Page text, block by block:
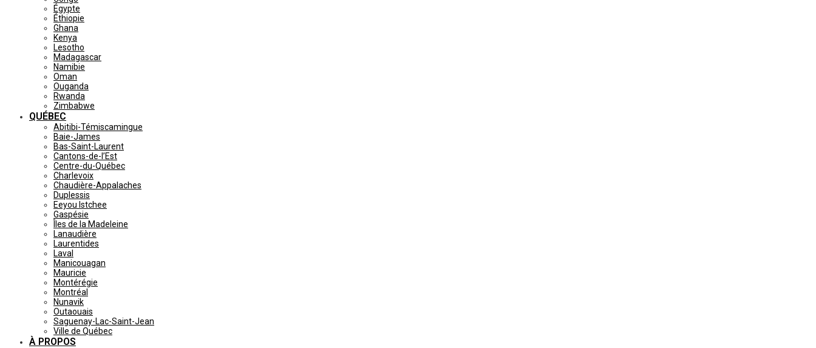
Égypte
Éthiopie
Ghana
Kenya
Lesotho
Madagascar
Namibie
Oman
Ouganda
Rwanda
Zimbabwe
QUÉBEC
Abitibi-Témiscamingue
Baie-James
Bas-Saint-Laurent
Cantons-de-l’Est
Centre-du-Québec
Charlevoix
Chaudière-Appalaches
Duplessis
Eeyou Istchee
Gaspésie
Îles de la Madeleine
Lanaudière
Laurentides
Laval
Manicouagan
Mauricie
Montérégie
Montréal
Nunavik
Outaouais
Saguenay-Lac-Saint-Jean
Ville de Québec
À PROPOS